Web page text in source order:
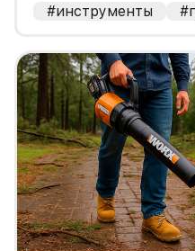
#инструменты